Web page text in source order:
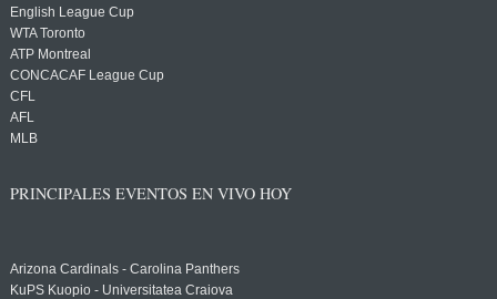
English League Cup
WTA Toronto
ATP Montreal
CONCACAF League Cup
CFL
AFL
MLB
PRINCIPALES EVENTOS EN VIVO HOY
Arizona Cardinals - Carolina Panthers
KuPS Kuopio - Universitatea Craiova